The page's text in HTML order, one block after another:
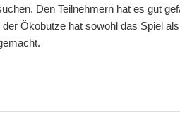
Den Teilnehmern hat es gut
der Ökobutze hat sowohl das Spiel